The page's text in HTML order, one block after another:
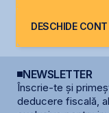
DESCHIDE CONT
NEWSLETTER
Înscrie-te și
deducere fiscală,